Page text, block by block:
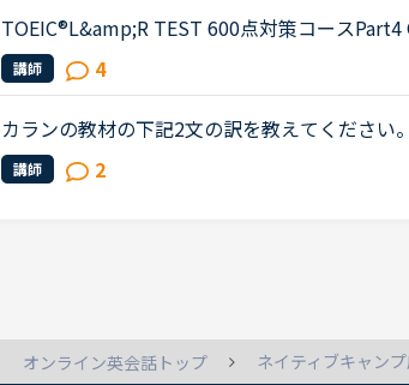
TOEIC®️L&amp;R TEST 600点対策コース
文章は以下の通りです。When you move,
panies your new address at leas...
講師 4
カランの教材の下記2文の訳を教えてくださ
f theclassroom after the lesson?No, the
ssroom after the lesson; ...
講師 2
オンライン英会話トップ ネイティブキャン